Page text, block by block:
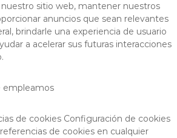
sitio web, mantener nuestros
anuncios que sean relevantes
brindarle una experiencia de usuario
a acelerar sus futuras interacciones
empleamos
de cookies Configuración de cookies
de cookies en cualquier